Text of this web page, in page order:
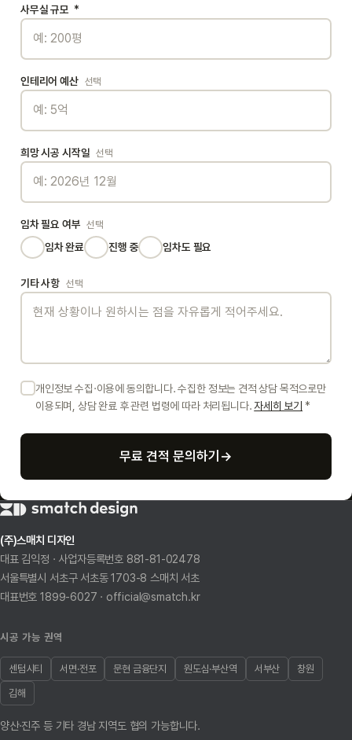
사무실 규모 *
인테리어 예산 선택
희망 시공 시작일 선택
임차 필요 여부 선택
임차 완료 진행 중 임차도 필요
기타 사항 선택
개인정보 수집·이용에 동의합니다. 수집한 정보는 견적 상담 목적으로만
이용되며, 상담 완료 후 관련 법령에 따라 처리됩니다. 자세히 보기 *
무료 견적 문의하기 →
(주)스매치 디자인
대표 김익정 · 사업자등록번호 881-81-02478
서울특별시 서초구 서초동 1703-8 스매치 서초
대표번호 1899-6027 · official@smatch.kr
시공 가능 권역
센텀시티 서면·전포 문현 금융단지 원도심·부산역 서부산 창원
김해
양산·진주 등 기타 경남 지역도 협의 가능합니다.